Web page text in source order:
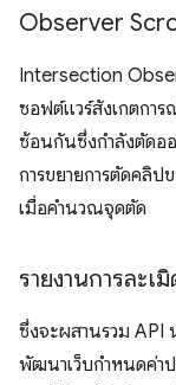
Observer
Intersection
ซอฟต์แวร์สังเกตกา
ซ้อนกันซึ่งกำลังตัดอ
การขยายการตัดคลิ
เมื่อคำนวณจุดตัด
รายงานการละเ
ซึ่งจะผสานรวม API
พัฒนาเว็บกำหนดค่าป